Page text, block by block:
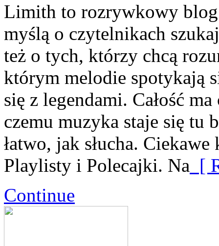
Limith to rozrywkowy blog
myślą o czytelnikach
też o tych, którzy chcą
którym melodie spotykają
się z legendami. Całość
czemu muzyka staje się tu
łatwo, jak słucha.
Playlisty i Polecajki. Na [
Continue